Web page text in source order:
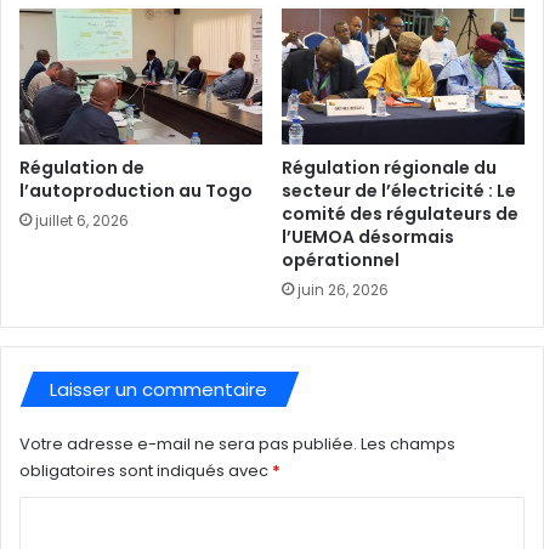
Régulation de
l’autoproduction au Togo
juillet 6, 2026
Régulation régionale du
secteur de l’électricité : Le
comité des régulateurs de
l’UEMOA désormais
opérationnel
juin 26, 2026
Laisser un commentaire
Votre adresse e-mail ne sera pas publiée. Les champs
obligatoires sont indiqués avec *